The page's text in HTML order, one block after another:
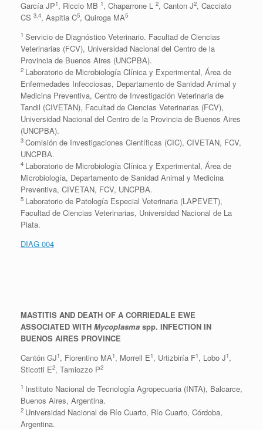
García JP1, Riccio MB 1, Chaparrone L 2, Canton J2, Cacciato
CS 3,4, Aspitia C5, Quiroga MA5
1 Servicio de Diagnóstico Veterinario. Facultad de Ciencias
Veterinarias (FCV), Universidad Nacional del Centro de la
Provincia de Buenos Aires (UNCPBA).
2 Laboratorio de Microbiología Clínica y Experimental, Área de
Enfermedades Infecciosas, Departamento de Sanidad Animal y
Medicina Preventiva, Centro de Investigación Veterinaria de
Tandil (CIVETAN), Facultad de Ciencias Veterinarias (FCV),
Universidad Nacional del Centro de la Provincia de Buenos Aires
(UNCPBA).
3 Comisión de Investigaciones Científicas (CIC), CIVETAN, FCV,
UNCPBA.
4 Laboratorio de Microbiología Clínica y Experimental, Área de
Microbiología, Departamento de Sanidad Animal y Medicina
Preventiva, CIVETAN, FCV, UNCPBA.
5 Laboratorio de Patología Especial Veterinaria (LAPEVET),
Facultad de Ciencias Veterinarias, Universidad Nacional de La
Plata.
DIAG 004
MASTITIS AND DEATH OF A CORRIEDALE EWE
ASSOCIATED WITH Mycoplasma spp. INFECTION IN
BUENOS AIRES PROVINCE
Cantón GJ1, Fiorentino MA1, Morrell E1, Urtizbiría F1, Lobo J1,
Sticotti E2, Tamiozzo P2
1 Instituto Nacional de Tecnología Agropecuaria (INTA), Balcarce,
Buenos Aires, Argentina.
2 Universidad Nacional de Río Cuarto, Río Cuarto, Córdoba,
Argentina.